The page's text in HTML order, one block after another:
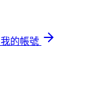
我的帳號